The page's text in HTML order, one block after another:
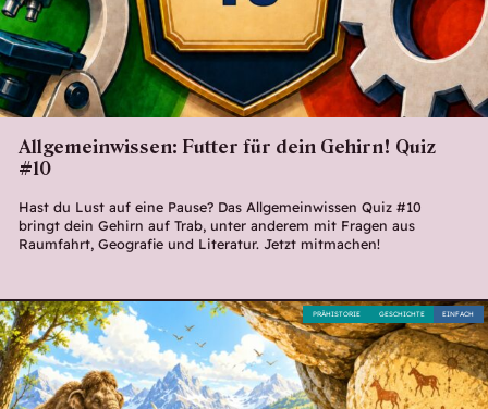
Allgemeinwissen: Futter für dein Gehirn! Quiz
#10
Hast du Lust auf eine Pause? Das Allgemeinwissen Quiz #10
bringt dein Gehirn auf Trab, unter anderem mit Fragen aus
Raumfahrt, Geografie und Literatur. Jetzt mitmachen!
EINFACH
GESCHICHTE
PRÄHISTORIE